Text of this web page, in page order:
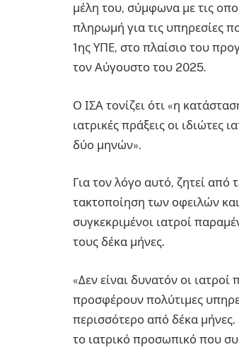
μέλη του, σύμφωνα με τις
πληρωμή για τις υπηρεσίες
1ης ΥΠΕ, στο πλαίσιο του
τον Αύγουστο του 2025.
Ο ΙΣΑ τονίζει ότι «η
ιατρικές πράξεις οι
δύο μηνών».
Για τον λόγο αυτό, ζητεί
τακτοποίηση των οφειλών
συγκεκριμένοι ιατροί
τους δέκα μήνες.
«Δεν είναι δυνατόν οι
προσφέρουν πολύτιμες
περισσότερο από δέκα μήνες.
το ιατρικό προσωπικό που